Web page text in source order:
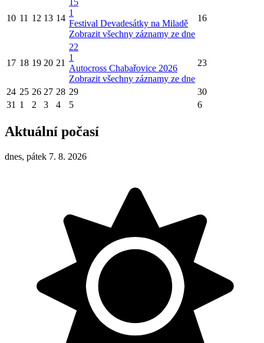
10 11 12 13 14
15
1
Festival Devadesátky na Miladě
Zobrazit všechny záznamy ze dne
16
17 18 19 20 21
22
1
Autocross Chabařovice 2026
Zobrazit všechny záznamy ze dne
23
24 25 26 27 28 29
30
31 1 2 3 4 5 6
Aktuální počasí
dnes, pátek 7. 8. 2026